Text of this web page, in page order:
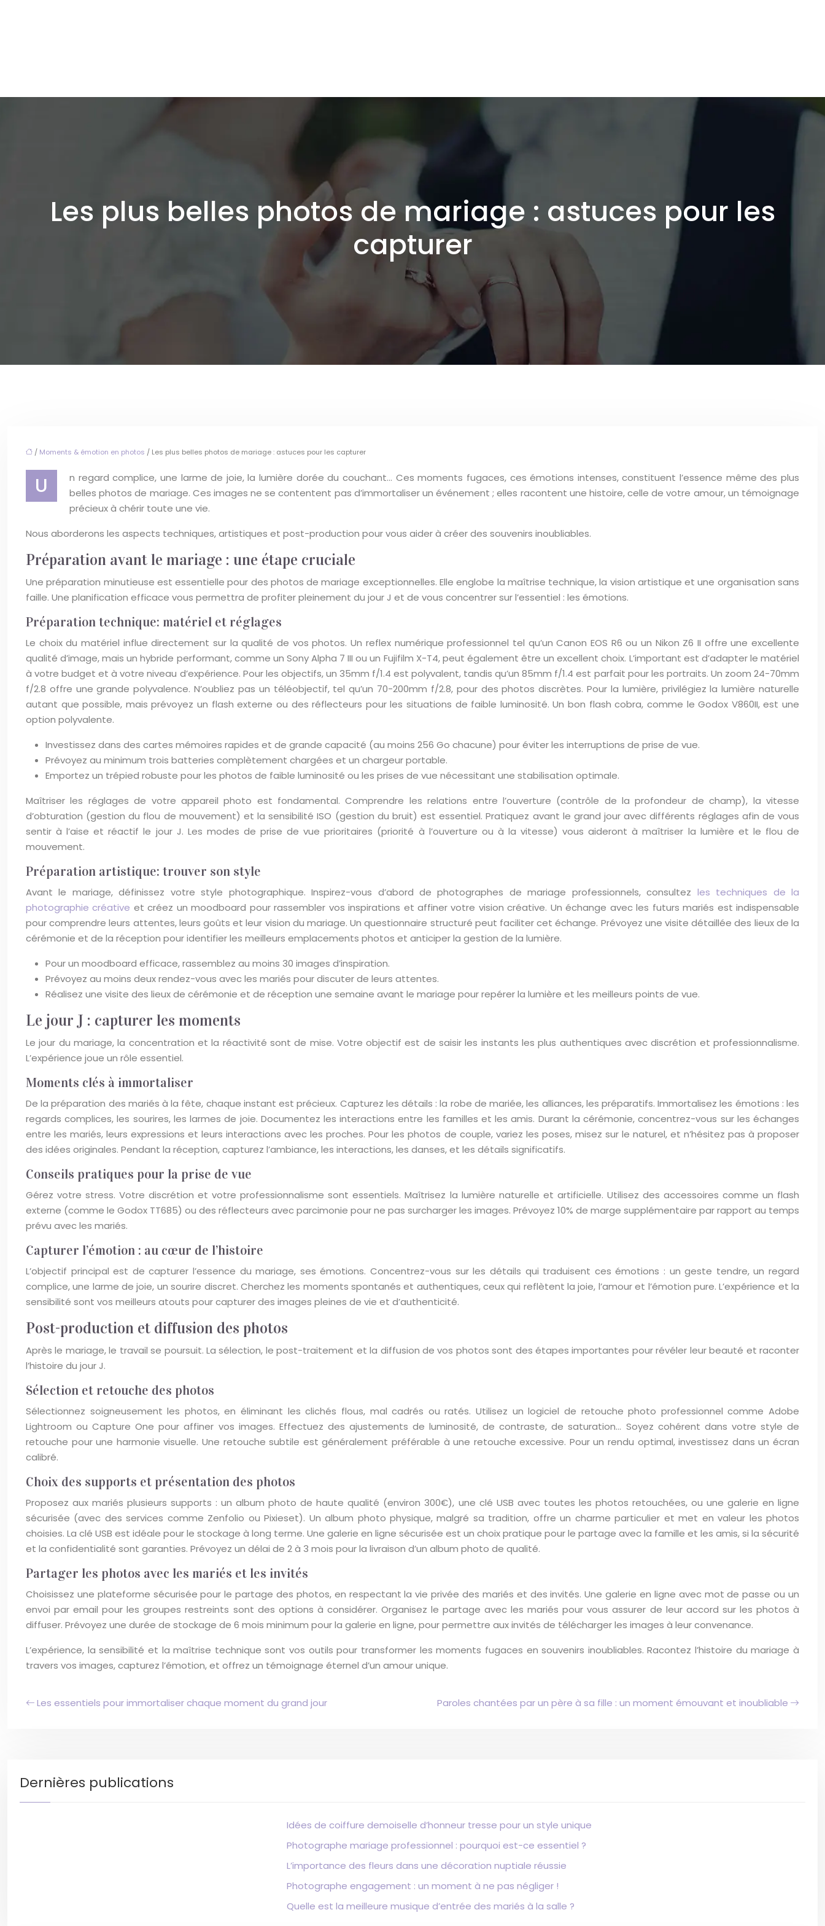
Les plus belles photos de mariage : astuces pour les
capturer
/ Moments & émotion en photos / Les plus belles photos de mariage : astuces pour les capturer
U
n regard complice, une larme de joie, la lumière dorée du couchant… Ces moments fugaces, ces émotions intenses, constituent l’essence même des plus
belles photos de mariage. Ces images ne se contentent pas d’immortaliser un événement ; elles racontent une histoire, celle de votre amour, un témoignage
précieux à chérir toute une vie.
Nous aborderons les aspects techniques, artistiques et post-production pour vous aider à créer des souvenirs inoubliables.
Préparation avant le mariage : une étape cruciale
Une préparation minutieuse est essentielle pour des photos de mariage exceptionnelles. Elle englobe la maîtrise technique, la vision artistique et une organisation sans
faille. Une planification efficace vous permettra de profiter pleinement du jour J et de vous concentrer sur l’essentiel : les émotions.
Préparation technique: matériel et réglages
Le choix du matériel influe directement sur la qualité de vos photos. Un reflex numérique professionnel tel qu’un Canon EOS R6 ou un Nikon Z6 II offre une excellente
qualité d’image, mais un hybride performant, comme un Sony Alpha 7 III ou un Fujifilm X-T4, peut également être un excellent choix. L’important est d’adapter le matériel
à votre budget et à votre niveau d’expérience. Pour les objectifs, un 35mm f/1.4 est polyvalent, tandis qu’un 85mm f/1.4 est parfait pour les portraits. Un zoom 24-70mm
f/2.8 offre une grande polyvalence. N’oubliez pas un téléobjectif, tel qu’un 70-200mm f/2.8, pour des photos discrètes. Pour la lumière, privilégiez la lumière naturelle
autant que possible, mais prévoyez un flash externe ou des réflecteurs pour les situations de faible luminosité. Un bon flash cobra, comme le Godox V860II, est une
option polyvalente.
Investissez dans des cartes mémoires rapides et de grande capacité (au moins 256 Go chacune) pour éviter les interruptions de prise de vue.
Prévoyez au minimum trois batteries complètement chargées et un chargeur portable.
Emportez un trépied robuste pour les photos de faible luminosité ou les prises de vue nécessitant une stabilisation optimale.
Maîtriser les réglages de votre appareil photo est fondamental. Comprendre les relations entre l’ouverture (contrôle de la profondeur de champ), la vitesse
d’obturation (gestion du flou de mouvement) et la sensibilité ISO (gestion du bruit) est essentiel. Pratiquez avant le grand jour avec différents réglages afin de vous
sentir à l’aise et réactif le jour J. Les modes de prise de vue prioritaires (priorité à l’ouverture ou à la vitesse) vous aideront à maîtriser la lumière et le flou de
mouvement.
Préparation artistique: trouver son style
Avant le mariage, définissez votre style photographique. Inspirez-vous d’abord de photographes de mariage professionnels, consultez les techniques de la
photographie créative et créez un moodboard pour rassembler vos inspirations et affiner votre vision créative. Un échange avec les futurs mariés est indispensable
pour comprendre leurs attentes, leurs goûts et leur vision du mariage. Un questionnaire structuré peut faciliter cet échange. Prévoyez une visite détaillée des lieux de la
cérémonie et de la réception pour identifier les meilleurs emplacements photos et anticiper la gestion de la lumière.
Pour un moodboard efficace, rassemblez au moins 30 images d’inspiration.
Prévoyez au moins deux rendez-vous avec les mariés pour discuter de leurs attentes.
Réalisez une visite des lieux de cérémonie et de réception une semaine avant le mariage pour repérer la lumière et les meilleurs points de vue.
Le jour J : capturer les moments
Le jour du mariage, la concentration et la réactivité sont de mise. Votre objectif est de saisir les instants les plus authentiques avec discrétion et professionnalisme.
L’expérience joue un rôle essentiel.
Moments clés à immortaliser
De la préparation des mariés à la fête, chaque instant est précieux. Capturez les détails : la robe de mariée, les alliances, les préparatifs. Immortalisez les émotions : les
regards complices, les sourires, les larmes de joie. Documentez les interactions entre les familles et les amis. Durant la cérémonie, concentrez-vous sur les échanges
entre les mariés, leurs expressions et leurs interactions avec les proches. Pour les photos de couple, variez les poses, misez sur le naturel, et n’hésitez pas à proposer
des idées originales. Pendant la réception, capturez l’ambiance, les interactions, les danses, et les détails significatifs.
Conseils pratiques pour la prise de vue
Gérez votre stress. Votre discrétion et votre professionnalisme sont essentiels. Maîtrisez la lumière naturelle et artificielle. Utilisez des accessoires comme un flash
externe (comme le Godox TT685) ou des réflecteurs avec parcimonie pour ne pas surcharger les images. Prévoyez 10% de marge supplémentaire par rapport au temps
prévu avec les mariés.
Capturer l’émotion : au cœur de l’histoire
L’objectif principal est de capturer l’essence du mariage, ses émotions. Concentrez-vous sur les détails qui traduisent ces émotions : un geste tendre, un regard
complice, une larme de joie, un sourire discret. Cherchez les moments spontanés et authentiques, ceux qui reflètent la joie, l’amour et l’émotion pure. L’expérience et la
sensibilité sont vos meilleurs atouts pour capturer des images pleines de vie et d’authenticité.
Post-production et diffusion des photos
Après le mariage, le travail se poursuit. La sélection, le post-traitement et la diffusion de vos photos sont des étapes importantes pour révéler leur beauté et raconter
l’histoire du jour J.
Sélection et retouche des photos
Sélectionnez soigneusement les photos, en éliminant les clichés flous, mal cadrés ou ratés. Utilisez un logiciel de retouche photo professionnel comme Adobe
Lightroom ou Capture One pour affiner vos images. Effectuez des ajustements de luminosité, de contraste, de saturation… Soyez cohérent dans votre style de
retouche pour une harmonie visuelle. Une retouche subtile est généralement préférable à une retouche excessive. Pour un rendu optimal, investissez dans un écran
calibré.
Choix des supports et présentation des photos
Proposez aux mariés plusieurs supports : un album photo de haute qualité (environ 300€), une clé USB avec toutes les photos retouchées, ou une galerie en ligne
sécurisée (avec des services comme Zenfolio ou Pixieset). Un album photo physique, malgré sa tradition, offre un charme particulier et met en valeur les photos
choisies. La clé USB est idéale pour le stockage à long terme. Une galerie en ligne sécurisée est un choix pratique pour le partage avec la famille et les amis, si la sécurité
et la confidentialité sont garanties. Prévoyez un délai de 2 à 3 mois pour la livraison d’un album photo de qualité.
Partager les photos avec les mariés et les invités
Choisissez une plateforme sécurisée pour le partage des photos, en respectant la vie privée des mariés et des invités. Une galerie en ligne avec mot de passe ou un
envoi par email pour les groupes restreints sont des options à considérer. Organisez le partage avec les mariés pour vous assurer de leur accord sur les photos à
diffuser. Prévoyez une durée de stockage de 6 mois minimum pour la galerie en ligne, pour permettre aux invités de télécharger les images à leur convenance.
L’expérience, la sensibilité et la maîtrise technique sont vos outils pour transformer les moments fugaces en souvenirs inoubliables. Racontez l’histoire du mariage à
travers vos images, capturez l’émotion, et offrez un témoignage éternel d’un amour unique.
Les essentiels pour immortaliser chaque moment du grand jour Paroles chantées par un père à sa fille : un moment émouvant et inoubliable
Dernières publications
Idées de coiffure demoiselle d’honneur tresse pour un style unique
Photographe mariage professionnel : pourquoi est-ce essentiel ?
L’importance des fleurs dans une décoration nuptiale réussie
Photographe engagement : un moment à ne pas négliger !
Quelle est la meilleure musique d’entrée des mariés à la salle ?